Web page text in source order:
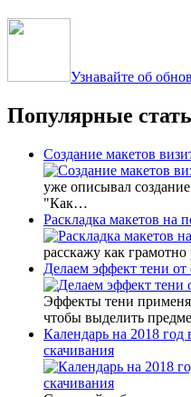
Узнавайте об
Популярные
Создание макетов
уже описывал
"Как…
Раскладка макетов на
расскажу как
Делаем эффект тени
Эффекты тени
чтобы выделить
Календарь на 2018
скачивания